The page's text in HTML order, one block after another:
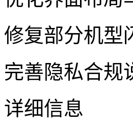
修复部分机型
完善隐私合规
详细信息